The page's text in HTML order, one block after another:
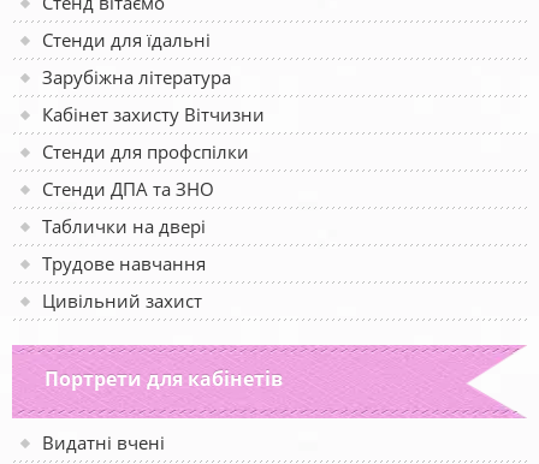
Стенди для їдальні
Зарубіжна література
Кабінет захисту Вітчизни
Стенди для профспілки
Стенди ДПА та ЗНО
Таблички на двері
Трудове навчання
Цивільний захист
Портрети для кабінетів
Видатні вчені